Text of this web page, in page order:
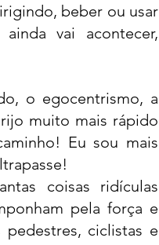
beber ou usar
vai acontecer,
o egocentrismo, a
muito mais rápido
Eu sou mais
coisas ridículas
pela força e
ciclistas e